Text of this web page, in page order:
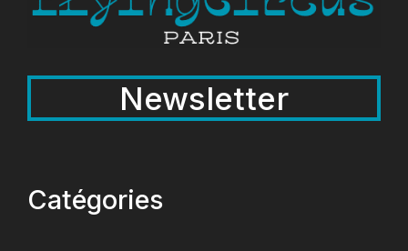
Newsletter
Catégories